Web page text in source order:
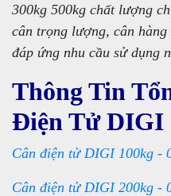
300kg 500kg chất lượng
cân trọng lượng, cân
đáp ứng nhu cầu sử dụng
Thông Tin
Điện Tử DIGI
Cân điện tử DIGI 100kg -
Cân điện tử DIGI 200kg -